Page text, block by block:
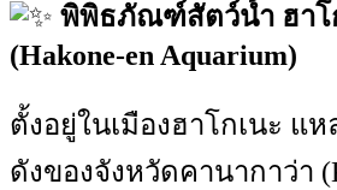
พิพิธภัณฑ์สัตว์น้ำ ฮาโ
(Hakone-en Aquarium)
ตั้งอยู่ในเมืองฮาโกเนะ แ
ดังของจังหวัดคานากาว่า